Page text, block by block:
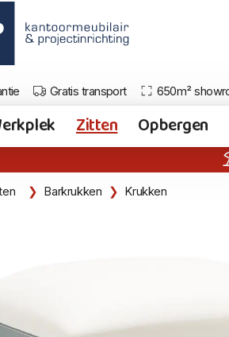
Gratis transport 650m²
Zitten Opbergen
Barkrukken Krukken